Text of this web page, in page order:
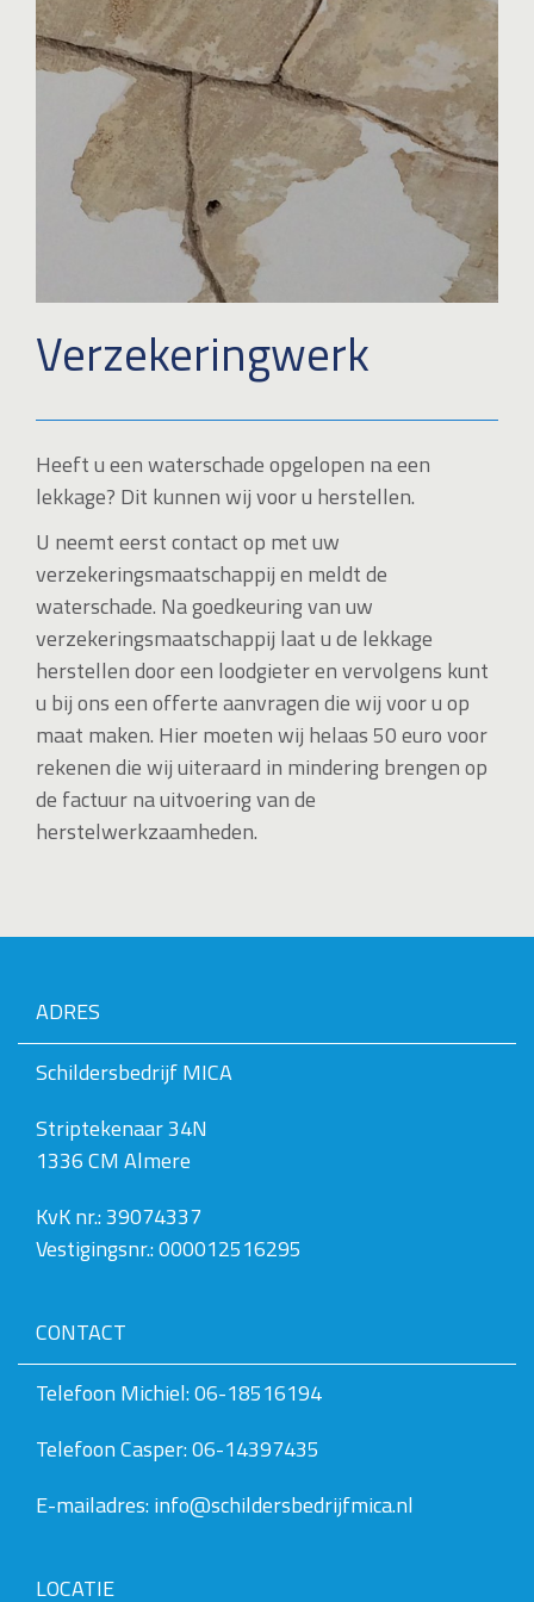
Verzekeringwerk
Heeft u een waterschade opgelopen na een
lekkage? Dit kunnen wij voor u herstellen.
U neemt eerst contact op met uw
verzekeringsmaatschappij en meldt de
waterschade. Na goedkeuring van uw
verzekeringsmaatschappij laat u de lekkage
herstellen door een loodgieter en vervolgens kunt
u bij ons een offerte aanvragen die wij voor u op
maat maken. Hier moeten wij helaas 50 euro voor
rekenen die wij uiteraard in mindering brengen op
de factuur na uitvoering van de
herstelwerkzaamheden.
ADRES
Schildersbedrijf MICA
Striptekenaar 34N
1336 CM Almere
KvK nr.: 39074337
Vestigingsnr.: 000012516295
CONTACT
Telefoon Michiel: 06-18516194
Telefoon Casper: 06-14397435
E-mailadres: info@schildersbedrijfmica.nl
LOCATIE